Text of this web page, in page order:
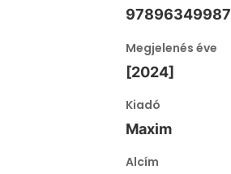
Megjelenés éve
[2024]
Kiadó
Maxim
Alcím